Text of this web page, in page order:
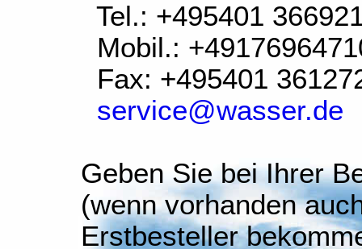
Tel.: +495401
Mobil.:
Fax: +495401
service@wasser.de
Geben Sie bei Ihrer
(wenn vorhanden
Erstbesteller